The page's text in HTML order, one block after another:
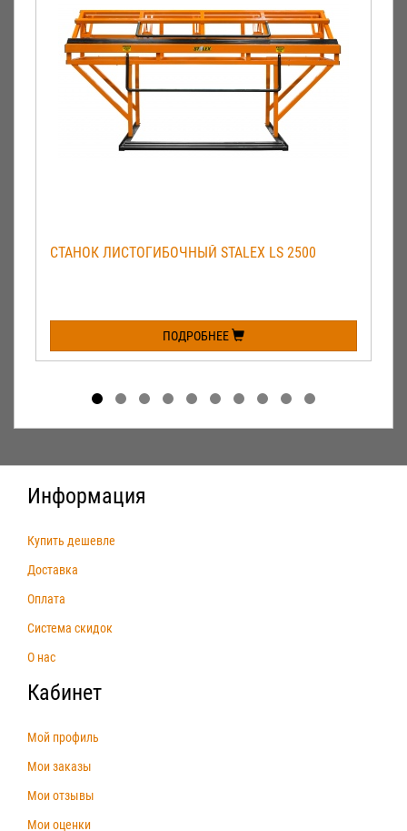
СТАНОК ЛИСТОГИБОЧНЫЙ STALEX LS 2500
ПОДРОБНЕЕ
Информация
Купить дешевле
Доставка
Оплата
Система скидок
О нас
Кабинет
Мой профиль
Мои заказы
Мои отзывы
Мои оценки